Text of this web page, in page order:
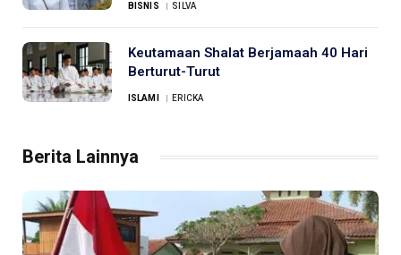
BISNIS SILVA
Keutamaan Shalat Berjamaah 40 Hari
Berturut-Turut
ISLAMI ERICKA
Berita Lainnya